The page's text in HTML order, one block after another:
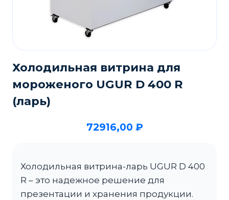
Холодильная витрина для
мороженого UGUR D 400 R
(ларь)
72916,00 ₽
Холодильная витрина-ларь UGUR D 400
R – это надежное решение для
презентации и хранения продукции.